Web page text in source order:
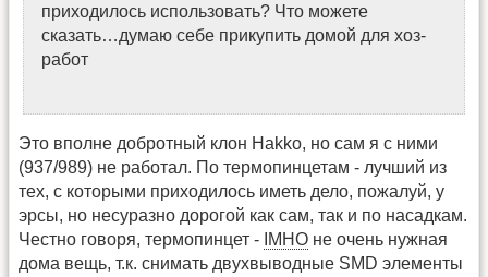
приходилось использовать? Что можете
сказать…думаю себе прикупить домой для хоз-
работ
Это вполне добротный клон Hakko, но сам я с ними
(937/989) не работал. По термопинцетам - лучший из
тех, с которыми приходилось иметь дело, пожалуй, у
эрсы, но несуразно дорогой как сам, так и по насадкам.
Честно говоря, термопинцет - IMHO не очень нужная
дома вещь, т.к. снимать двухвыводные SMD элементы